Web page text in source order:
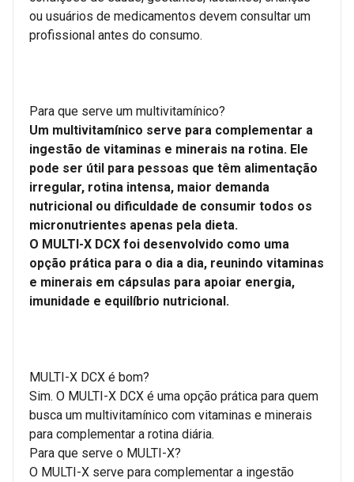
ou usuários de medicamentos devem consultar um
profissional antes do consumo.
Para que serve um multivitamínico?
Um multivitamínico serve para complementar a
ingestão de vitaminas e minerais na rotina. Ele
pode ser útil para pessoas que têm alimentação
irregular, rotina intensa, maior demanda
nutricional ou dificuldade de consumir todos os
micronutrientes apenas pela dieta.
O MULTI-X DCX foi desenvolvido como uma
opção prática para o dia a dia, reunindo vitaminas
e minerais em cápsulas para apoiar energia,
imunidade e equilíbrio nutricional.
MULTI-X DCX é bom?
Sim. O MULTI-X DCX é uma opção prática para quem
busca um multivitamínico com vitaminas e minerais
para complementar a rotina diária.
Para que serve o MULTI-X?
O MULTI-X serve para complementar a ingestão